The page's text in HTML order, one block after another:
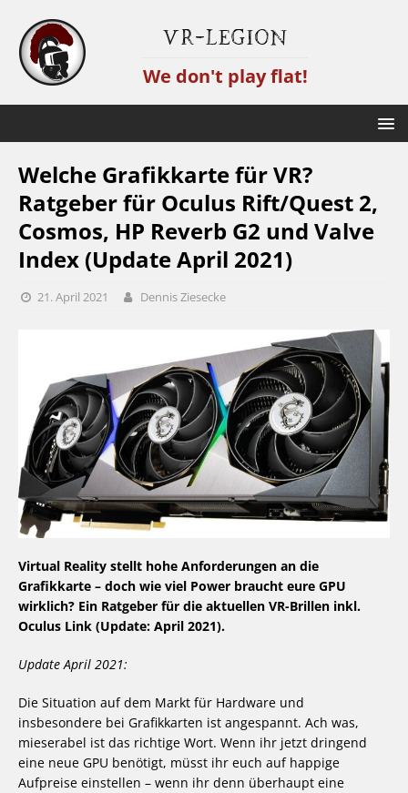
VR-Legion
We don't play flat!
Welche Grafikkarte für VR?
Ratgeber für Oculus Rift/Quest 2,
Cosmos, HP Reverb G2 und Valve
Index (Update April 2021)
21. April 2021 Dennis Ziesecke
Virtual Reality stellt hohe Anforderungen an die
Grafikkarte – doch wie viel Power braucht eure GPU
wirklich? Ein Ratgeber für die aktuellen VR-Brillen inkl.
Oculus Link (Update: April 2021).
Update April 2021:
Die Situation auf dem Markt für Hardware und
insbesondere bei Grafikkarten ist angespannt. Ach was,
mieserabel ist das richtige Wort. Wenn ihr jetzt dringend
eine neue GPU benötigt, müsst ihr euch auf happige
Aufpreise einstellen – wenn ihr denn überhaupt eine